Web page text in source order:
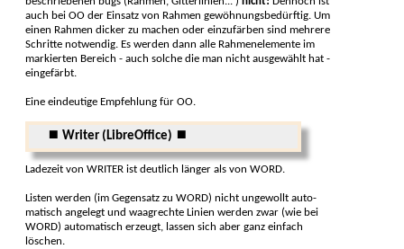
auch bei OO der Einsatz von Rahmen gewöhnungs­be­dürftig. Um
einen Rahmen dicker zu machen oder einzu­färben sind mehrere
Schritte not­wendig. Es werden dann alle Rahmenelemente im
mar­kierten Bereich - auch solche die man nicht aus­gewählt hat -
eingefärbt.
Eine eindeutige Empfehlung für OO.
⏹ Writer (LibreOffice) ⏹
Ladezeit von WRITER ist deutlich länger als von WORD.
Listen werden (im Gegensatz zu WORD) nicht ungewollt auto­
matisch angelegt und waagrechte Linien werden zwar (wie bei
WORD) auto­matisch erzeugt, lassen sich aber ganz einfach
löschen.